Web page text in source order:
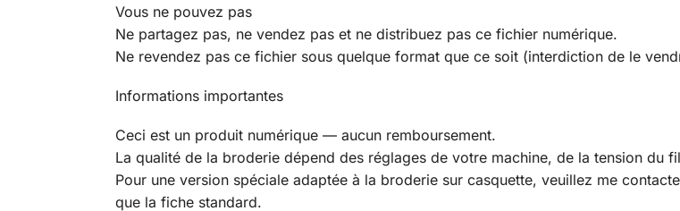
Vous ne pouvez pas
Ne partagez pas, ne vendez pas et ne distribuez pas ce fichier numérique.
Ne revendez pas ce fichier sous quelque format que ce soit (interdiction de le
Informations importantes
Ceci est un produit numérique — aucun remboursement.
La qualité de la broderie dépend des réglages de votre machine, de la tension du
Pour une version spéciale adaptée à la broderie sur casquette, veuillez me
que la fiche standard.